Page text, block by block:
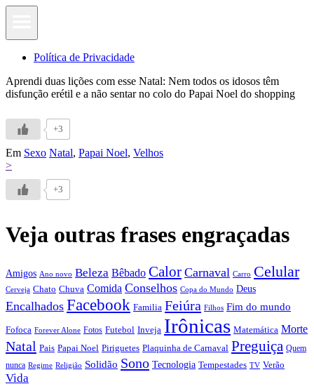
Política de Privacidade
Aprendi duas lições com esse Natal: Nem todos os idosos têm
disfunção erétil e a não sentar no colo do Papai Noel do shopping
+3
Em Sexo Natal, Papai Noel, Velhos
>
+3
Veja outras frases engraçadas
Amigos Ano novo Beleza Bêbado Calor Carnaval Carro Celular
Cerveja Chato Chuva Comida Conselhos Copa do Mundo Deus
Encalhados Facebook Familia Feiúra Filhos Fim do mundo
Fofoca Forever Alone Fotos Futebol Inveja Irônicas Matemática Morte
Natal Pais Papai Noel Piriguetes Plaquinha de Carnaval Preguiça Quem
nunca Regime Religião Solidão Sono Tecnologia Tempestades TV Verão
Vida